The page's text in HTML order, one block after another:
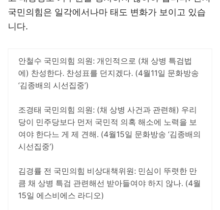
국민의힘은 일각에서나마 태도 변화가 보이고 있습
니다.
안철수 국민의힘 의원: 개인적으로 (채 상병 특검법
에) 찬성한다. 찬성표를 던지겠다. (4월11일 문화방송
‘김종배의 시선집중’)
조경태 국민의힘 의원: (채 상병 사건과 관련해) 우리
당이 민주당보다 먼저 국민적 의혹 해소에 노력을 보
여야 한다느 게 제 견해. (4월15일 문화방송 ‘김종배의
시선집중’)
김경률 전 국민의힘 비상대책위원: 민심이 뚜렷한 만
큼 채 상병 특검 관련해선 받아들여야 하지 않나. (4월
15일 에스비에스 라디오)